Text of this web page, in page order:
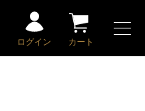
ログイン カート